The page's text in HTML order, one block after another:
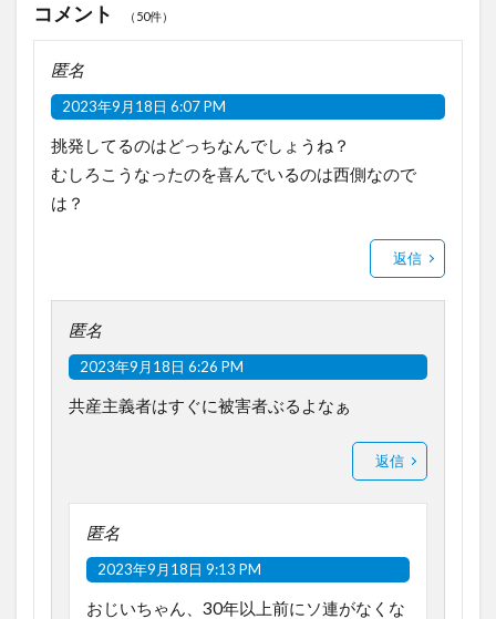
コメント （50件）
匿名
2023年9月18日 6:07 PM
挑発してるのはどっちなんでしょうね？
むしろこうなったのを喜んでいるのは西側なので
は？
返信
匿名
2023年9月18日 6:26 PM
共産主義者はすぐに被害者ぶるよなぁ
返信
匿名
2023年9月18日 9:13 PM
おじいちゃん、30年以上前にソ連がなくな